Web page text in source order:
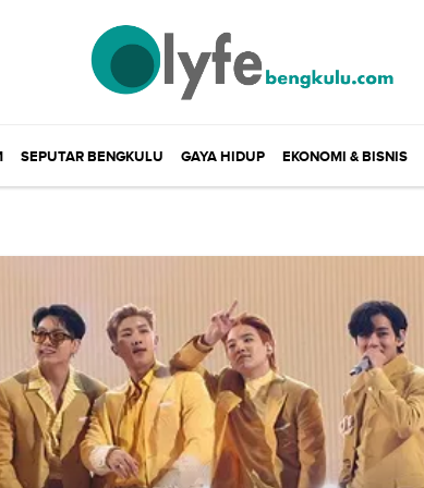
SEPUTAR BENGKULU GAYA HIDUP EKONOMI & BISNIS